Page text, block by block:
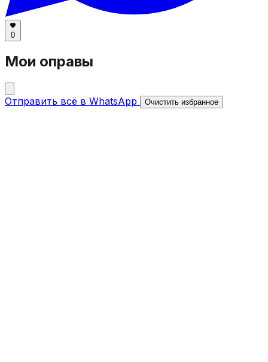
0
Мои оправы
Отправить всё в WhatsApp Очистить избранное